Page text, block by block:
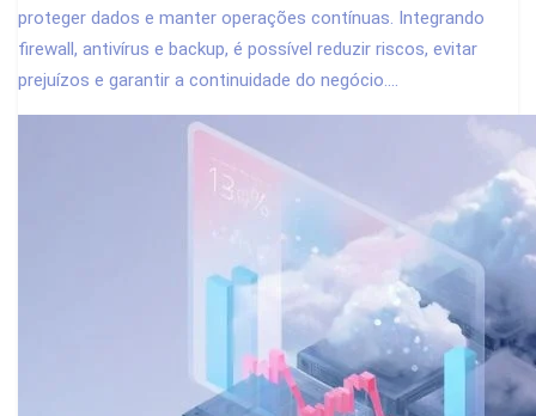
proteger dados e manter operações contínuas. Integrando
firewall, antivírus e backup, é possível reduzir riscos, evitar
prejuízos e garantir a continuidade do negócio....